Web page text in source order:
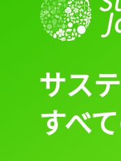
サス
すべ